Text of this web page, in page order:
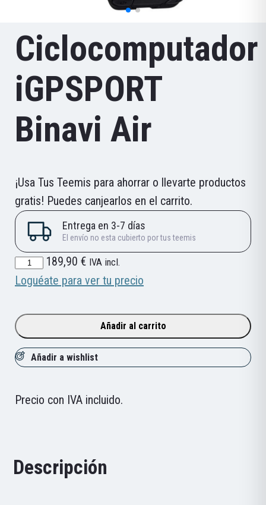
Ciclocomputador
iGPSPORT
Binavi Air
¡Usa Tus Teemis para ahorrar o llevarte productos
gratis! Puedes canjearlos en el carrito.
Ciclocomputador
iGPSPORT
Air
cantidad
189,90€ IVA incl.
Loguéate para ver tu precio
Añadir al carrito
Añadir a wishlist
Precio con IVA incluido.
Descripción